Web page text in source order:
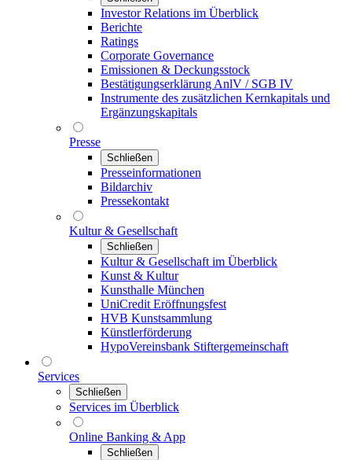
Investor Relations im Überblick
Berichte
Ratings
Corporate Governance
Emissionen & Deckungsstock
Bestätigungserklärung AnlV / SGB IV
Instrumente des zusätzlichen Kernkapitals und
Ergänzungskapitals
Presse
Schließen
Presseinformationen
Bildarchiv
Pressekontakt
Kultur & Gesellschaft
Schließen
Kultur & Gesellschaft im Überblick
Kunst & Kultur
Kunsthalle München
UniCredit Eröffnungsfest
HVB Kunstsammlung
Künstlerförderung
HypoVereinsbank Stiftergemeinschaft
Services
Schließen
Services im Überblick
Online Banking & App
Schließen